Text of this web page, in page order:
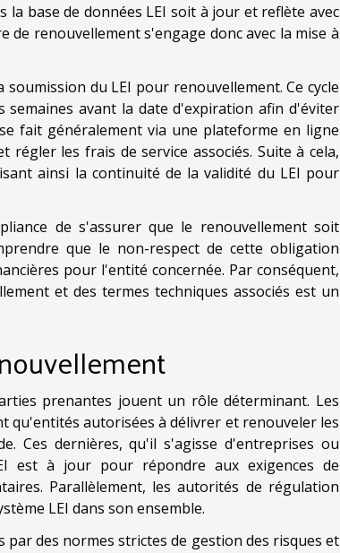
base de données LEI soit à jour et reflète avec
renouvellement s'engage donc avec la mise à
du LEI pour renouvellement. Ce cycle
avant la date d'expiration afin d'éviter
fait généralement via une plateforme en ligne
les frais de service associés. Suite à cela,
ainsi la continuité de la validité du LEI pour
de s'assurer que le renouvellement soit
que le non-respect de cette obligation
pour l'entité concernée. Par conséquent,
et des termes techniques associés est un
prenantes jouent un rôle déterminant. Les
autorisées à délivrer et renouveler les
Ces dernières, qu'il s'agisse d'entreprises ou
est à jour pour répondre aux exigences de
Parallèlement, les autorités de régulation
LEI dans son ensemble.
par des normes strictes de gestion des risques et